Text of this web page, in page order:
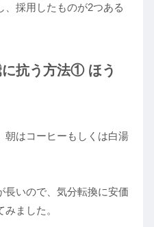
、採用したものが2つある
抗う方法① ほう
朝はコーヒーもしくは白湯
長いので、気分転換に安価
ました。